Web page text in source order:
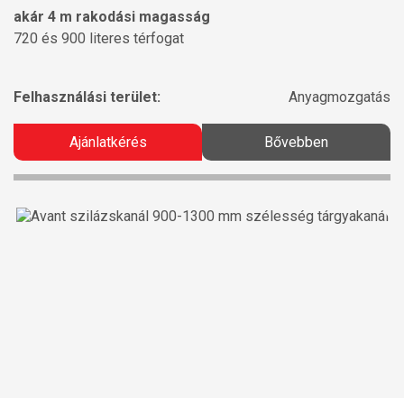
akár 4 m rakodási magasság
720 és 900 literes térfogat
Felhasználási terület: Anyagmozgatás
Ajánlatkérés Bővebben